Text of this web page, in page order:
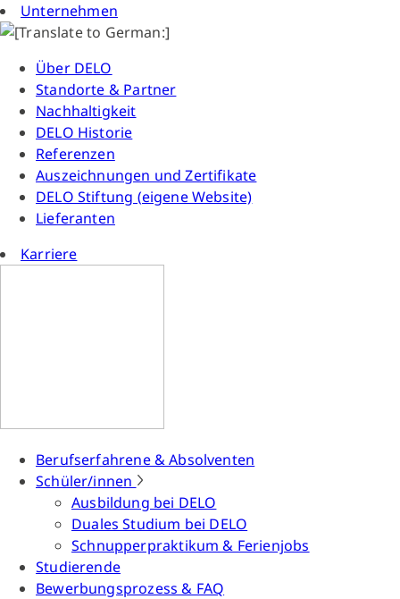
Unternehmen
Über DELO
Standorte & Partner
Nachhaltigkeit
DELO Historie
Referenzen
Auszeichnungen und Zertifikate
DELO Stiftung (eigene Website)
Lieferanten
Karriere
Berufserfahrene & Absolventen
Schüler/innen
Ausbildung bei DELO
Duales Studium bei DELO
Schnupperpraktikum & Ferienjobs
Studierende
Bewerbungsprozess & FAQ